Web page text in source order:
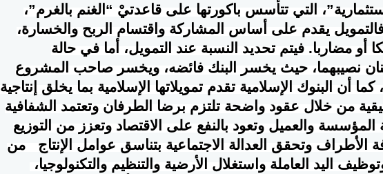
التي تتأسس باكورتها على قاعدتيْ “الغنم بالغرم”،
يقدم على أساس المشاركة واقتسام الربح والخسارة،
أو مضاربا. فيتم تحديد النسبة عند التمويل، أما في حالة
نصيبهما، حيث يخسر البنك فائضه، ويخسر صاحب المشروع
أن البنوك الإسلامية تقدم تمويلاتها الإسلامية بما يخلق إنتاجية
من خلال عقود واضحة تلتزم برضا الطرفان وتعتمد الشفافية
والعميل وتعود بالنفع على الاقتصاد وتعزز من التوزيع
الأطراف وتحقق العدالة الاجتماعية بتناسق عوامل الإنتاج من
اليد العاملة واستغلال الأرضية والتنظيم والتكنولوجيا،